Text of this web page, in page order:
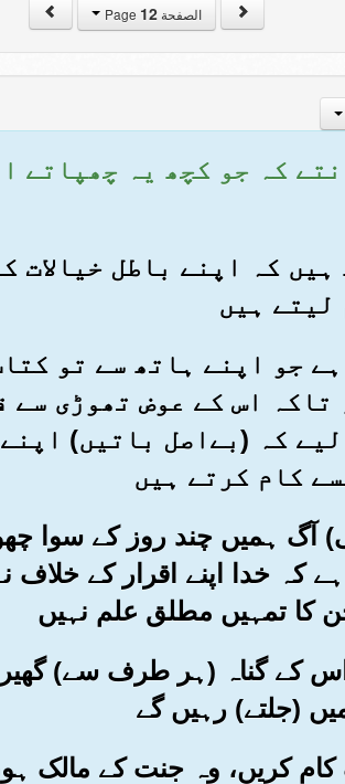
الصفحة Page12
کہ جو کچھ یہ
ہیں کہ اپنے باطل
لیتے ہیں
ہے جو اپنے ہاتھ سے تو
تاکہ اس کے عوض تھوڑی سے
کہ (بےاصل باتیں)
کام کرتے ہیں
کی) آگ ہمیں چند روز کے
کہ خدا اپنے اقرار کے خلاف
کا تمہیں مطلق علم نہیں
اس کے گناہ (ہر طرف سے)
(جلتے) رہیں گے
نیک کام کریں، وہ جنت کے